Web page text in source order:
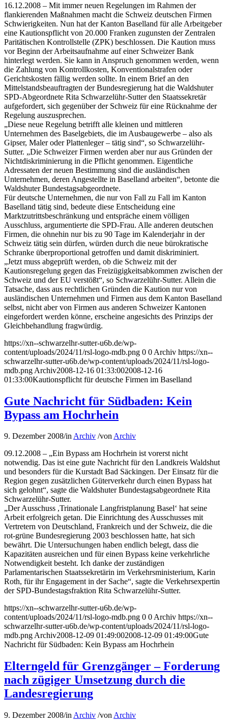
16.12.2008 – Mit immer neuen Regelungen im Rahmen der
flankierenden Maßnahmen macht die Schweiz deutschen Firmen
Schwierigkeiten. Nun hat der Kanton Baselland für alle Arbeitgeber
eine Kautionspflicht von 20.000 Franken zugunsten der Zentralen
Paritätischen Kontrollstelle (ZPK) beschlossen. Die Kaution muss
vor Beginn der Arbeitsaufnahme auf einer Schweizer Bank
hinterlegt werden. Sie kann in Anspruch genommen werden, wenn
die Zahlung von Kontrollkosten, Konventionalstrafen oder
Gerichtskosten fällig werden sollte. In einem Brief an den
Mittelstandsbeauftragten der Bundesregierung hat die Waldshuter
SPD-Abgeordnete Rita Schwarzelühr-Sutter den Staatssekretär
aufgefordert, sich gegenüber der Schweiz für eine Rücknahme der
Regelung auszusprechen.
„Diese neue Regelung betrifft alle kleinen und mittleren
Unternehmen des Baselgebiets, die im Ausbaugewerbe – also als
Gipser, Maler oder Plattenleger – tätig sind“, so Schwarzelühr-
Sutter. „Die Schweizer Firmen werden aber nur aus Gründen der
Nichtdiskriminierung in die Pflicht genommen. Eigentliche
Adressaten der neuen Bestimmung sind die ausländischen
Unternehmen, deren Angestellte in Baselland arbeiten“, betonte die
Waldshuter Bundestagsabgeordnete.
Für deutsche Unternehmen, die nur von Fall zu Fall im Kanton
Baselland tätig sind, bedeute diese Entscheidung eine
Marktzutrittsbeschränkung und entspräche einem völligen
Ausschluss, argumentierte die SPD-Frau. Alle anderen deutschen
Firmen, die ohnehin nur bis zu 90 Tage im Kalenderjahr in der
Schweiz tätig sein dürfen, würden durch die neue bürokratische
Schranke überproportional getroffen und damit diskriminiert.
„Jetzt muss abgeprüft werden, ob die Schweiz mit der
Kautionsregelung gegen das Freizügigkeitsabkommen zwischen der
Schweiz und der EU verstößt“, so Schwarzelühr-Sutter. Allein die
Tatsache, dass aus rechtlichen Gründen die Kaution nur von
ausländischen Unternehmen und Firmen aus dem Kanton Baselland
selbst, nicht aber von Firmen aus anderen Schweizer Kantonen
eingefordert werden könne, erscheine angesichts des Prinzips der
Gleichbehandlung fragwürdig.
https://xn--schwarzelhr-sutter-u6b.de/wp-
content/uploads/2024/11/rsl-logo-mdb.png 0 0 Archiv https://xn--
schwarzelhr-sutter-u6b.de/wp-content/uploads/2024/11/rsl-logo-
mdb.png Archiv2008-12-16 01:33:002008-12-16
01:33:00Kautionspflicht für deutsche Firmen im Baselland
Gute Nachricht für Südbaden: Kein
Bypass am Hochrhein
9. Dezember 2008/inArchiv /vonArchiv
09.12.2008 – „Ein Bypass am Hochrhein ist vorerst nicht
notwendig. Das ist eine gute Nachricht für den Landkreis Waldshut
und besonders für die Kurstadt Bad Säckingen. Der Einsatz für die
Region gegen zusätzlichen Güterverkehr durch einen Bypass hat
sich gelohnt“, sagte die Waldshuter Bundestagsabgeordnete Rita
Schwarzelühr-Sutter.
„Der Ausschuss ,Trinationale Langfristplanung Basel‘ hat seine
Arbeit erfolgreich getan. Die Einrichtung des Ausschusses mit
Vertretern von Deutschland, Frankreich und der Schweiz, die die
rot-grüne Bundesregierung 2003 beschlossen hatte, hat sich
bewährt. Die Untersuchungen haben endlich belegt, dass die
Kapazitäten ausreichen und für einen Bypass keine verkehrliche
Notwendigkeit besteht. Ich danke der zuständigen
Parlamentarischen Staatssekretärin im Verkehrsministerium, Karin
Roth, für ihr Engagement in der Sache“, sagte die Verkehrsexpertin
der SPD-Bundestagsfraktion Rita Schwarzelühr-Sutter.
https://xn--schwarzelhr-sutter-u6b.de/wp-
content/uploads/2024/11/rsl-logo-mdb.png 0 0Archiv https://xn--
schwarzelhr-sutter-u6b.de/wp-content/uploads/2024/11/rsl-logo-
mdb.pngArchiv2008-12-09 01:49:002008-12-09 01:49:00Gute
Nachricht für Südbaden: Kein Bypass am Hochrhein
Elterngeld für Grenzgänger – Forderung
nach zügiger Umsetzung durch die
Landesregierung
9. Dezember 2008/in Archiv /von Archiv